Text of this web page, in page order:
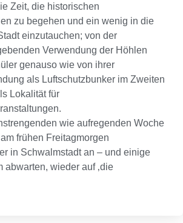
Zeit, die historischen
zu begehen und ein wenig in die
einzutauchen; von der
Verwendung der Höhlen
genauso wie von ihrer
als Luftschutzbunker im Zweiten
Lokalität für
wie aufregenden Woche
frühen Freitagmorgen
in Schwalmstadt an – und einige
abwarten, wieder auf ‚die